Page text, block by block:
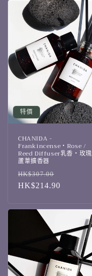
特價
CHANIDA -
Frankincense・Rose /
Reed Diffuser乳香・玫瑰
蘆葦擴香器
定
價
HK$307.00
價
HK$214.90